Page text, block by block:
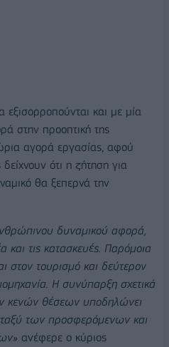
εξισορροπούνται και με μία
στην προοπτική της
αγορά εργασίας, αφού
ότι η ζήτηση για
θα ξεπερνά την
δυναμικού αφορά,
τις κατασκευές. Παρόμοια
στον τουρισμό και δεύτερον
Η συνύπαρξη σχετικά
κενών θέσεων υποδηλώνει
των προσφερόμενων και
ανέφερε ο κύριος